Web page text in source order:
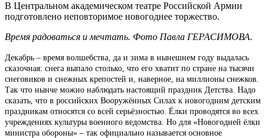
В Центральном академическом театре Российской Армии
подготовлено неповторимое новогоднее торжество.
Время радоваться и мечтать. Фото Павла ГЕРАСИМОВА.
Декабрь – время волшебства, да и зима в нынешнем году выдалась
сказочная: снега выпало столько, что его хватит по стране на тысячи
снеговиков и снежных крепостей и, наверное, на миллионы снежков.
Так что нынче можно наблюдать настоящий праздник Детства. Надо
сказать, что в российских Вооружённых Силах к новогодним детским
праздникам относятся со всей серьёзностью. Ёлки проводятся во всех
учреждениях культуры военного ведомства. Но для «Новогодней ёлки
министра обороны» – так официально называется основное